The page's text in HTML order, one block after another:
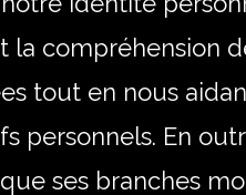
compréhension
tout en nous
personnels. En
ses branches